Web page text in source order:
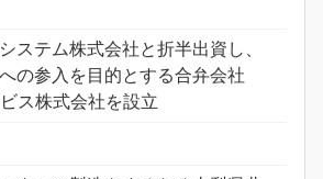
ステム株式会社と折半出資し、
の参入を目的とする合弁会社
ス株式会社を設立